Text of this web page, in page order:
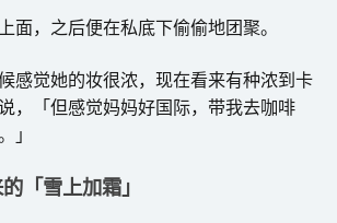
面，之后便在私底下偷偷地团聚。
感觉她的妆很浓，现在看来有种浓到卡
，「但感觉妈妈好国际，带我去咖啡
」
「雪上加霜」